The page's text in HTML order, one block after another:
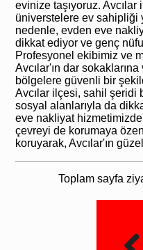
evinize taşıyoruz.
üniverstelere ev sahipliği
nedenle, evden eve
dikkat ediyor ve genç
Profesyonel ekibimiz ve
Avcılar'ın dar
bölgelere güvenli bir
Avcılar ilçesi, sahil şeridi
sosyal alanlarıyla da
eve nakliyat hizmetimizde
çevreyi de korumaya
koruyarak, Avcılar'ın
Toplam sayfa